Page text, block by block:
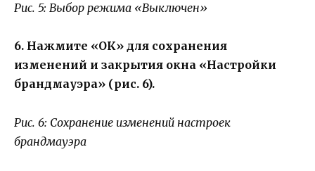
Рис. 5: Выбор режима «Выключен»
6. Нажмите «ОК» для сохранения
изменений и закрытия окна «Настройки
брандмауэра» (рис. 6).
Рис. 6: Сохранение изменений настроек
брандмауэра